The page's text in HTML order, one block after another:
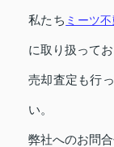
私たち ミーツ
に取り扱ってお
売却査定も行
い。
弊社へのお問